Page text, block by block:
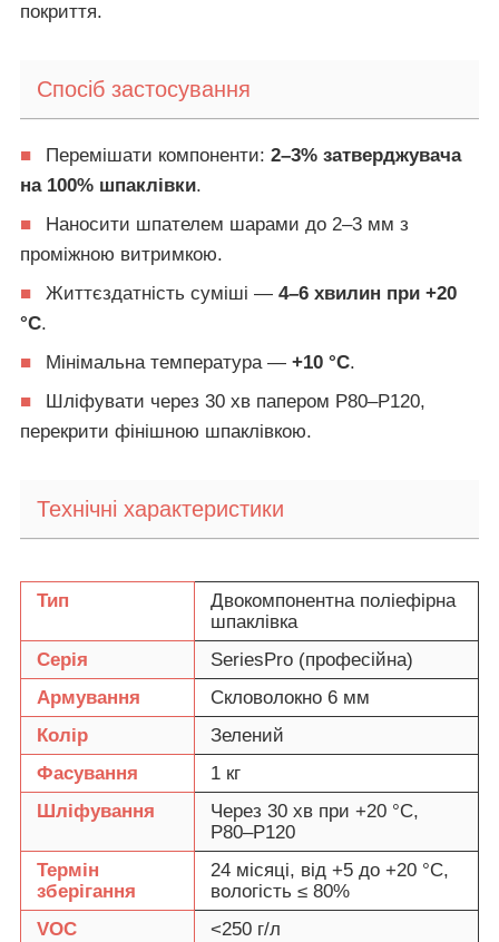
покриття.
Спосіб застосування
■ Перемішати компоненти: 2–3% затверджувача
на 100% шпаклівки.
■
Наносити шпателем шарами до 2–3 мм з
проміжною витримкою.
■
Життєздатність суміші — 4–6 хвилин при +20
°C.
■
Мінімальна температура — +10 °C.
■
Шліфувати через 30 хв папером Р80–Р120,
перекрити фінішною шпаклівкою.
Технічні характеристики
Тип
Двокомпонентна поліефірна
шпаклівка
Серія
SeriesPro (професійна)
Армування
Скловолокно 6 мм
Колір
Зелений
Фасування
1 кг
Шліфування
Через 30 хв при +20 °C,
Р80–Р120
Термін
зберігання
24 місяці, від +5 до +20 °C,
вологість ≤ 80%
VOC
<250 г/л